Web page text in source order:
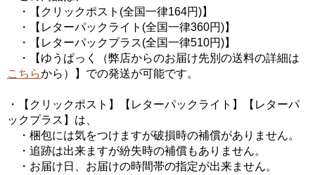
・【クリックポスト(全国一律164円)】
・【レターパックライト(全国一律360円)】
・【レターパックプラス(全国一律510円)】
・【ゆうぱっく（弊店からのお届け先別の送料の詳細は
こちらから）】での発送が可能です。
・【クリックポスト】【レターパックライト】【レターパ
ックプラス】は、
・梱包には気をつけますが破損時の補償がありません。
・追跡は出来ますが紛失時の補償もありません。
・お届け日、お届けの時間帯の指定が出来ません。